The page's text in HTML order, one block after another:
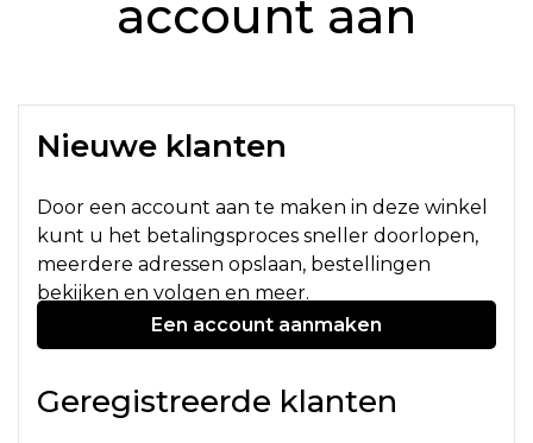
account aan
Nieuwe klanten
Door een account aan te maken in deze winkel
kunt u het betalingsproces sneller doorlopen,
meerdere adressen opslaan, bestellingen
bekijken en volgen en meer.
Een account aanmaken
Geregistreerde klanten